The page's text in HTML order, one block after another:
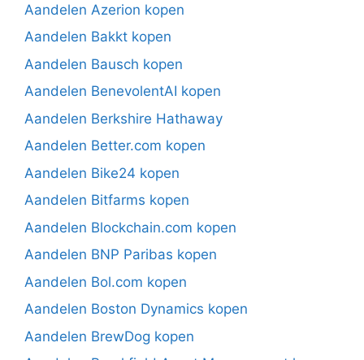
Aandelen Azerion kopen
Aandelen Bakkt kopen
Aandelen Bausch kopen
Aandelen BenevolentAI kopen
Aandelen Berkshire Hathaway
Aandelen Better.com kopen
Aandelen Bike24 kopen
Aandelen Bitfarms kopen
Aandelen Blockchain.com kopen
Aandelen BNP Paribas kopen
Aandelen Bol.com kopen
Aandelen Boston Dynamics kopen
Aandelen BrewDog kopen